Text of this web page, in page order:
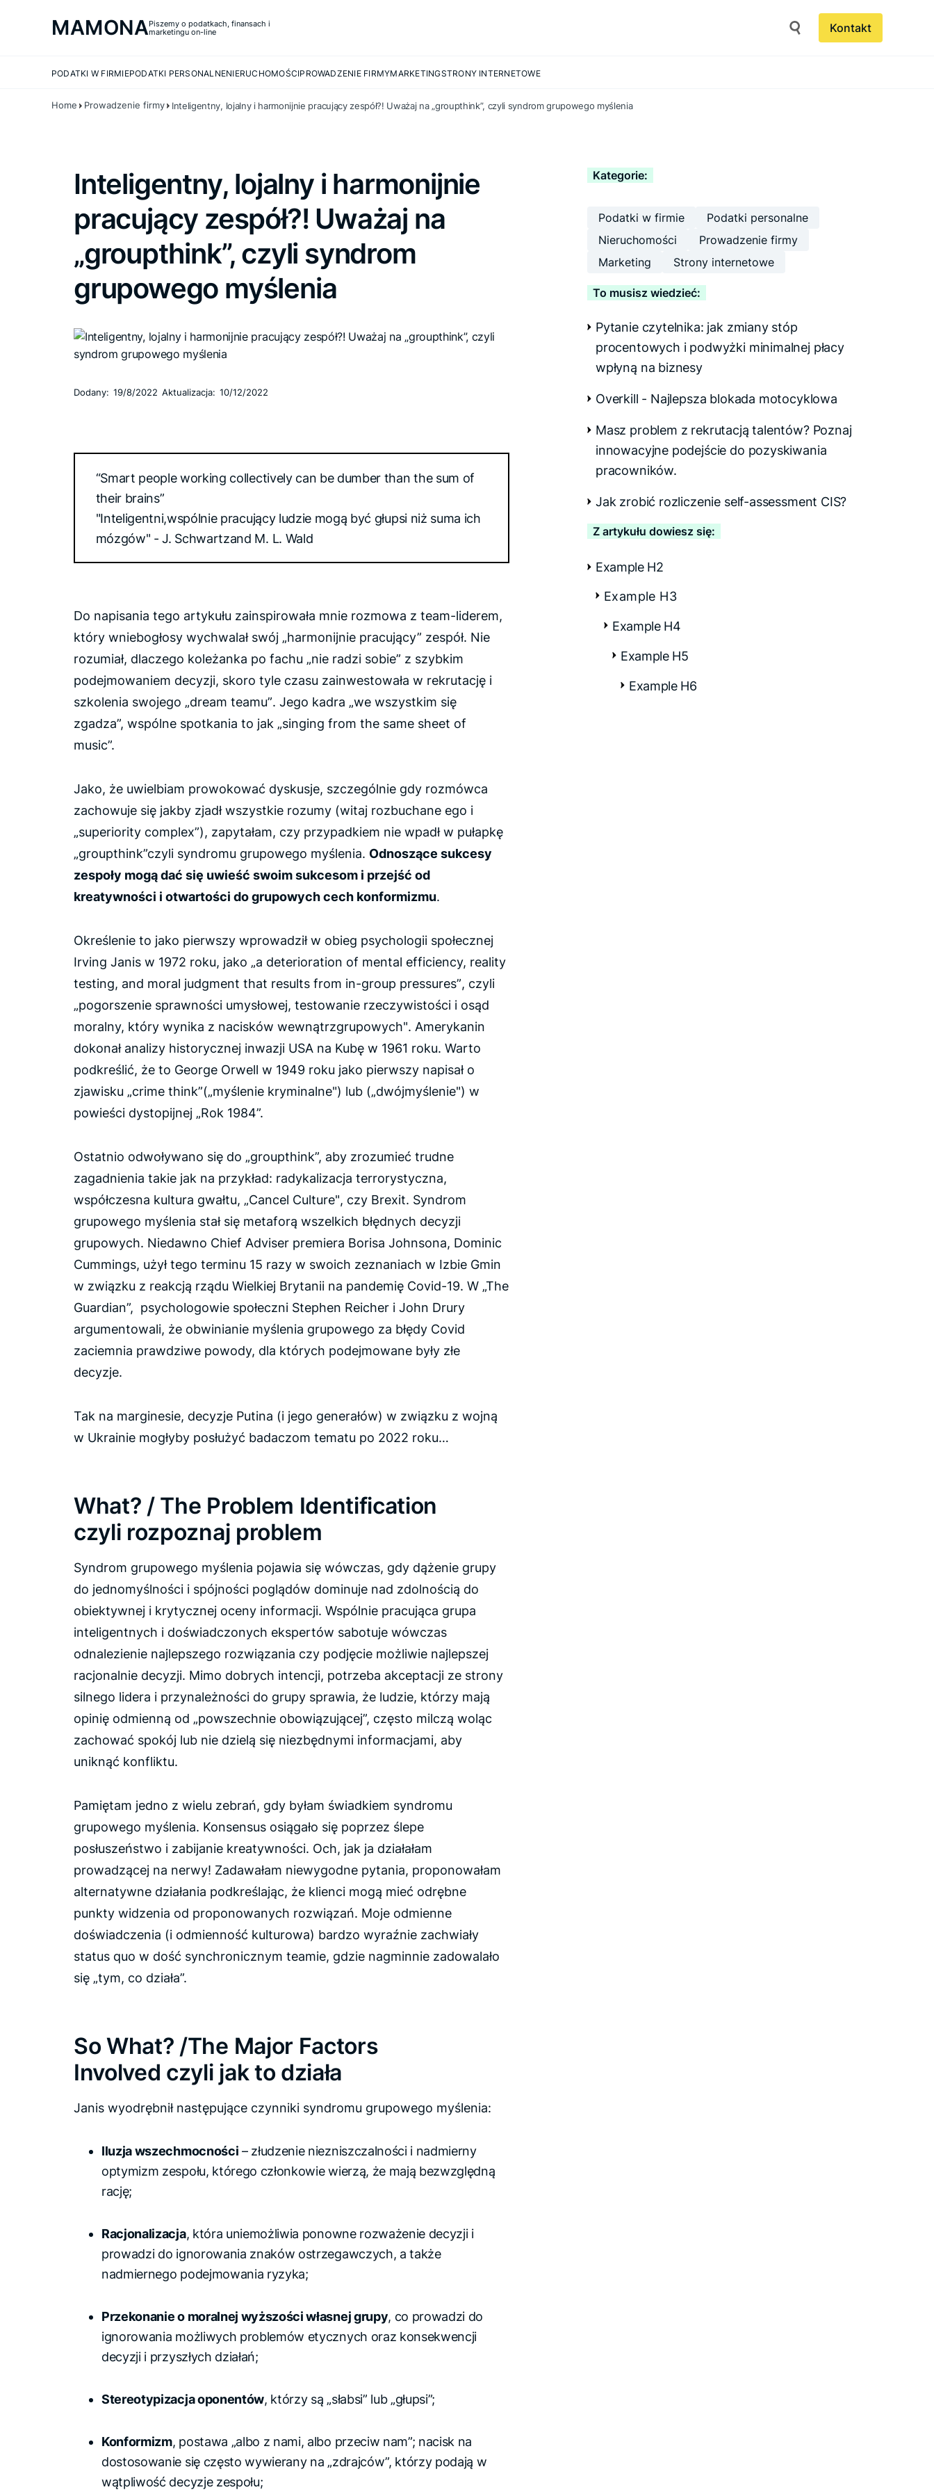
MAMONAPiszemy o podatkach, finansach i
marketingu on-line
Kontakt
PODATKI W FIRMIEPODATKI PERSONALNENIERUCHOMOŚCIPROWADZENIE FIRMYMARKETINGSTRONY INTERNETOWE
Home Prowadzenie firmy Inteligentny, lojalny i harmonijnie pracujący zespół?! Uważaj na „groupthink”, czyli syndrom grupowego myślenia
Inteligentny, lojalny i harmonijnie
pracujący zespół?! Uważaj na
„groupthink”, czyli syndrom
grupowego myślenia
Dodany: 19/8/2022 Aktualizacja: 10/12/2022
“Smart people working collectively can be dumber than the sum of
their brains”
"Inteligentni,wspólnie pracujący ludzie mogą być głupsi niż suma ich
mózgów" - J. Schwartzand M. L. Wald
Do napisania tego artykułu zainspirowała mnie rozmowa z team-liderem,
który wniebogłosy wychwalał swój „harmonijnie pracujący” zespół. Nie
rozumiał, dlaczego koleżanka po fachu „nie radzi sobie” z szybkim
podejmowaniem decyzji, skoro tyle czasu zainwestowała w rekrutację i
szkolenia swojego „dream teamu”. Jego kadra „we wszystkim się
zgadza”, wspólne spotkania to jak „singing from the same sheet of
music”.
Jako, że uwielbiam prowokować dyskusje, szczególnie gdy rozmówca
zachowuje się jakby zjadł wszystkie rozumy (witaj rozbuchane ego i
„superiority complex”), zapytałam, czy przypadkiem nie wpadł w pułapkę
„groupthink”czyli syndromu grupowego myślenia. Odnoszące sukcesy
zespoły mogą dać się uwieść swoim sukcesom i przejść od
kreatywności i otwartości do grupowych cech konformizmu.
Określenie to jako pierwszy wprowadził w obieg psychologii społecznej
Irving Janis w 1972 roku, jako „a deterioration of mental efficiency, reality
testing, and moral judgment that results from in-group pressures”, czyli
„pogorszenie sprawności umysłowej, testowanie rzeczywistości i osąd
moralny, który wynika z nacisków wewnątrzgrupowych". Amerykanin
dokonał analizy historycznej inwazji USA na Kubę w 1961 roku. Warto
podkreślić, że to George Orwell w 1949 roku jako pierwszy napisał o
zjawisku „crime think”(„myślenie kryminalne") lub („dwójmyślenie") w
powieści dystopijnej „Rok 1984”.
Ostatnio odwoływano się do „groupthink”, aby zrozumieć trudne
zagadnienia takie jak na przykład: radykalizacja terrorystyczna,
współczesna kultura gwałtu, „Cancel Culture", czy Brexit. Syndrom
grupowego myślenia stał się metaforą wszelkich błędnych decyzji
grupowych. Niedawno Chief Adviser premiera Borisa Johnsona, Dominic
Cummings, użył tego terminu 15 razy w swoich zeznaniach w Izbie Gmin
w związku z reakcją rządu Wielkiej Brytanii na pandemię Covid-19. W „The
Guardian”, psychologowie społeczni Stephen Reicher i John Drury
argumentowali, że obwinianie myślenia grupowego za błędy Covid
zaciemnia prawdziwe powody, dla których podejmowane były złe
decyzje.
Tak na marginesie, decyzje Putina (i jego generałów) w związku z wojną
w Ukrainie mogłyby posłużyć badaczom tematu po 2022 roku…
What? / The Problem Identification
czyli rozpoznaj problem
Syndrom grupowego myślenia pojawia się wówczas, gdy dążenie grupy
do jednomyślności i spójności poglądów dominuje nad zdolnością do
obiektywnej i krytycznej oceny informacji. Wspólnie pracująca grupa
inteligentnych i doświadczonych ekspertów sabotuje wówczas
odnalezienie najlepszego rozwiązania czy podjęcie możliwie najlepszej
racjonalnie decyzji. Mimo dobrych intencji, potrzeba akceptacji ze strony
silnego lidera i przynależności do grupy sprawia, że ludzie, którzy mają
opinię odmienną od „powszechnie obowiązującej”, często milczą woląc
zachować spokój lub nie dzielą się niezbędnymi informacjami, aby
uniknąć konfliktu.
Pamiętam jedno z wielu zebrań, gdy byłam świadkiem syndromu
grupowego myślenia. Konsensus osiągało się poprzez ślepe
posłuszeństwo i zabijanie kreatywności. Och, jak ja działałam
prowadzącej na nerwy! Zadawałam niewygodne pytania, proponowałam
alternatywne działania podkreślając, że klienci mogą mieć odrębne
punkty widzenia od proponowanych rozwiązań. Moje odmienne
doświadczenia (i odmienność kulturowa) bardzo wyraźnie zachwiały
status quo w dość synchronicznym teamie, gdzie nagminnie zadowalało
się „tym, co działa”.
So What? /The Major Factors
Involved czyli jak to działa
Janis wyodrębnił następujące czynniki syndromu grupowego myślenia:
Iluzja wszechmocności – złudzenie niezniszczalności i nadmierny
optymizm zespołu, którego członkowie wierzą, że mają bezwzględną
rację;
Racjonalizacja, która uniemożliwia ponowne rozważenie decyzji i
prowadzi do ignorowania znaków ostrzegawczych, a także
nadmiernego podejmowania ryzyka;
Przekonanie o moralnej wyższości własnej grupy, co prowadzi do
ignorowania możliwych problemów etycznych oraz konsekwencji
decyzji i przyszłych działań;
Stereotypizacja oponentów, którzy są „słabsi” lub „głupsi”;
Konformizm, postawa „albo z nami, albo przeciw nam”; nacisk na
dostosowanie się często wywierany na „zdrajców”, którzy podają w
wątpliwość decyzje zespołu;
Kategorie:
Podatki w firmie
Podatki personalne
Nieruchomości
Prowadzenie firmy
Marketing
Strony internetowe
To musisz wiedzieć:
Pytanie czytelnika: jak zmiany stóp
procentowych i podwyżki minimalnej płacy
wpłyną na biznesy
Overkill - Najlepsza blokada motocyklowa
Masz problem z rekrutacją talentów? Poznaj
innowacyjne podejście do pozyskiwania
pracowników.
Jak zrobić rozliczenie self-assessment CIS?
Z artykułu dowiesz się:
Example H2
Example H3
Example H4
Example H5
Example H6